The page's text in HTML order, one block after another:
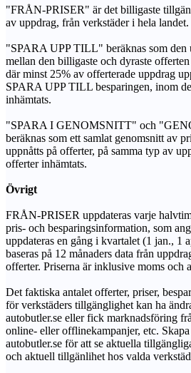
"FRÅN-PRISER" är det billigaste
av uppdrag, från verkstäder i hela landet.
"SPARA UPP TILL" beräknas som den
mellan den billigaste och dyraste
där minst 25% av offerterade uppdrag
SPARA UPP TILL besparingen, inom
inhämtats.
"SPARA I GENOMSNITT" och
beräknas som ett samlat genomsnitt av
uppnåtts på offerter, på samma typ av
offerter inhämtats.
Övrigt
FRÅN-PRISER uppdateras varje
pris- och besparingsinformation, som
uppdateras en gång i kvartalet (1 jan., 1
baseras på 12 månaders data från
offerter. Priserna är inklusive moms och
Det faktiska antalet offerter, priser,
för verkstäders tillgänglighet kan ha
autobutler.se eller fick marknadsföring
online- eller offlinekampanjer, etc.
autobutler.se för att se aktuella
och aktuell tillgänlihet hos valda